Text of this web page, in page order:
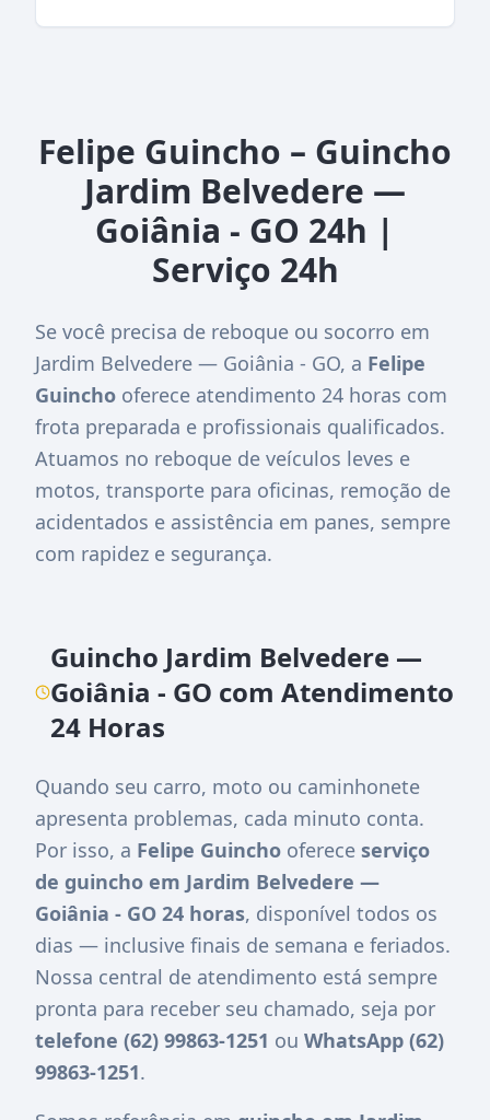
Felipe Guincho – Guincho
Jardim Belvedere —
Goiânia - GO 24h |
Serviço 24h
Se você precisa de reboque ou socorro em
Jardim Belvedere — Goiânia - GO, a Felipe
Guincho oferece atendimento 24 horas com
frota preparada e profissionais qualificados.
Atuamos no reboque de veículos leves e
motos, transporte para oficinas, remoção de
acidentados e assistência em panes, sempre
com rapidez e segurança.
Guincho Jardim Belvedere —
Goiânia - GO com Atendimento
24 Horas
Quando seu carro, moto ou caminhonete
apresenta problemas, cada minuto conta.
Por isso, a Felipe Guincho oferece serviço
de guincho em Jardim Belvedere —
Goiânia - GO 24 horas, disponível todos os
dias — inclusive finais de semana e feriados.
Nossa central de atendimento está sempre
pronta para receber seu chamado, seja por
telefone (62) 99863-1251 ou WhatsApp (62)
99863-1251.